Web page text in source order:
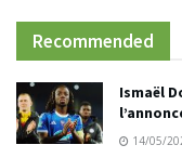
Recommended
Ismaël
14/05/